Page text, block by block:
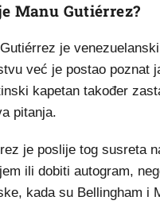
Manu Gutiérrez?
je
već je postao poznat
kapetan također
pitanja.
je poslije tog susreta
ili dobiti autogram,
kada su Bellingham i